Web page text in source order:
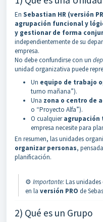
En Sebastian HR (versión
agrupación funcional y
y gestionar de forma
independientemente de su
empresa.
No debe confundirse con un
unidad organizativa puede
Un equipo de trabajo
turno mañana”).
Una zona o centro de
o “Proyecto Alfa”).
O cualquieragrupación
empresa necesite para
En resumen, las unidades
organizar personas,
planificación.
⚙️ Importante:Las unidades
en la versión PRO de
2) Qué es un Grupo